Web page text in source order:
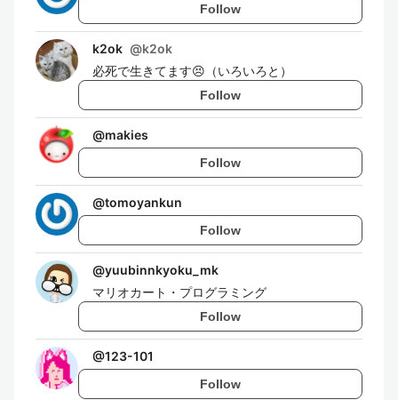
Follow
k2ok @k2ok
必死で生きてます😣（いろいろと）
Follow
@makies
Follow
@tomoyankun
Follow
@yuubinnkyoku_mk
マリオカート・プログラミング
Follow
@123-101
Follow